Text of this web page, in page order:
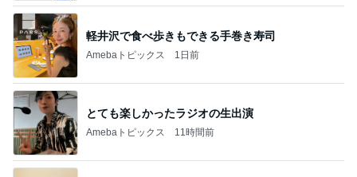
軽井沢で食べ歩きもできる手巻き寿司
Amebaトピックス 1日前
とても楽しかったラジオの生出演
Amebaトピックス 11時間前